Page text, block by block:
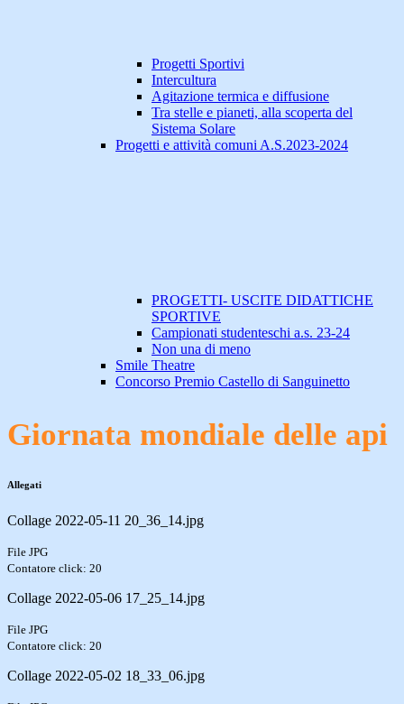
Progetti Sportivi
Intercultura
Agitazione termica e diffusione
Tra stelle e pianeti, alla scoperta del
Sistema Solare
Progetti e attività comuni A.S.2023-2024
PROGETTI- USCITE DIDATTICHE
SPORTIVE
Campionati studenteschi a.s. 23-24
Non una di meno
Smile Theatre
Concorso Premio Castello di Sanguinetto
Giornata mondiale delle api
Allegati
Collage 2022-05-11 20_36_14.jpg
File JPG
Contatore click: 20
Collage 2022-05-06 17_25_14.jpg
File JPG
Contatore click: 20
Collage 2022-05-02 18_33_06.jpg